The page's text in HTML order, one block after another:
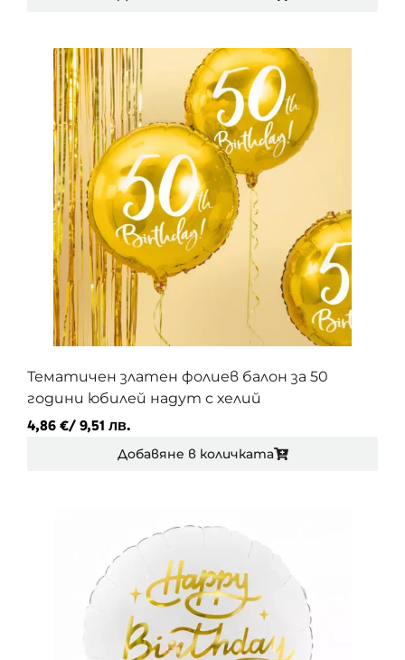
Тематичен златен фолиев балон за 50
години юбилей надут с хелий
4,86 €/ 9,51 лв.
Добавяне в количката